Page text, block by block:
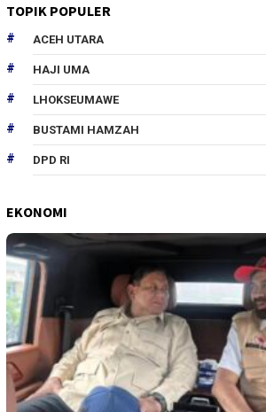
TOPIK POPULER
ACEH UTARA
HAJI UMA
LHOKSEUMAWE
BUSTAMI HAMZAH
DPD RI
EKONOMI